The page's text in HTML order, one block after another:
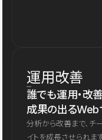
運用改善
誰でも運用・改
成果の出るWeb
分析から改善まで、チ
イトを成長させられます